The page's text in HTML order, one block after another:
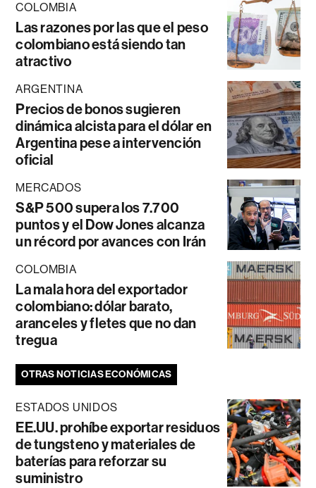
COLOMBIA
Las razones por las que el peso
colombiano está siendo tan
atractivo
ARGENTINA
Precios de bonos sugieren
dinámica alcista para el dólar en
Argentina pese a intervención
oficial
MERCADOS
S&P 500 supera los 7.700
puntos y el Dow Jones alcanza
un récord por avances con Irán
COLOMBIA
La mala hora del exportador
colombiano: dólar barato,
aranceles y fletes que no dan
tregua
OTRAS NOTICIAS ECONÓMICAS
ESTADOS UNIDOS
EE.UU. prohíbe exportar residuos
de tungsteno y materiales de
baterías para reforzar su
suministro